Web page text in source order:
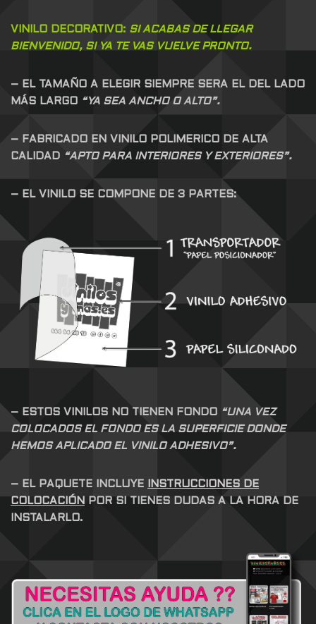
VINILO DECORATIVO: SI ACABAS DE LLEGAR
BIENVENIDO, SI YA TE VAS VUELVE PRONTO.
– EL TAMAÑO A ELEGIR SIEMPRE SERA EL DEL LADO
MÁS LARGO “YA SEA ANCHO O ALTO”.
– FABRICADO EN VINILO POLIMERICO DE ALTA
CALIDAD “APTO PARA INTERIORES Y EXTERIORES”.
– EL VINILO SE COMPONE DE 3 PARTES:
– ESTOS VINILOS NO TIENEN FONDO “UNA VEZ
COLOCADOS EL FONDO ES LA SUPERFICIE DONDE
HEMOS APLICADO EL VINILO ADHESIVO”.
– EL PAQUETE INCLUYE
INSTRUCCIONES DE
COLOCACIÓN
POR SI TIENES DUDAS A LA HORA DE
INSTALARLO.